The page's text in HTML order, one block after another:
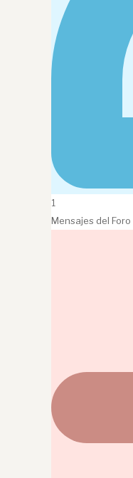
1
Mensajes del Foro